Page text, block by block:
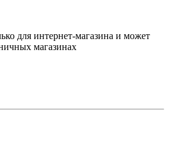
для интернет-магазина и может
магазинах